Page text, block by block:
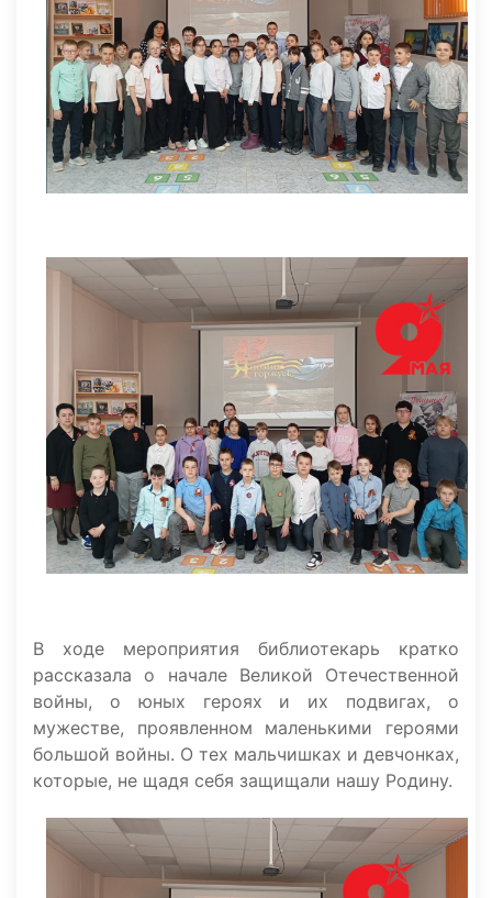
В ходе мероприятия библиотекарь кратко
рассказала о начале Великой Отечественной
войны, о юных героях и их подвигах, о
мужестве, проявленном маленькими героями
большой войны. О тех мальчишках и девчонках,
которые, не щадя себя защищали нашу Родину.